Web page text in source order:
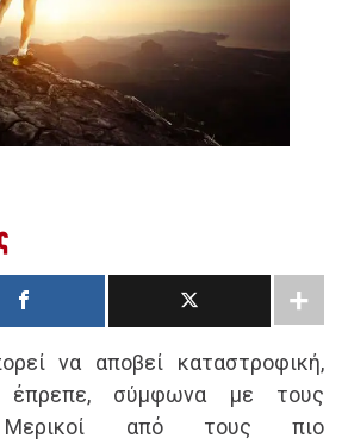
να αποβεί καταστροφική,
σύμφωνα με τους
Μερικοί από τους πιο